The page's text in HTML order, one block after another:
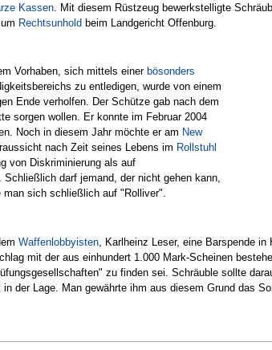
Kassen . Mit diesem Rüstzeug bewerkstelligte
Rechtsunhold beim Landgericht Offenburg.
Vorhaben, sich mittels einer bösonders
zu entledigen, wurde von einem
Ende verholfen. Der Schütze gab nach dem
sorgen wollen. Er konnte im Februar 2004
Noch in diesem Jahr möchte er am New
nach Zeit seines Lebens im Rollstuhl
von Diskriminierung als auf
darf jemand, der nicht gehen kann,
sich schließlich auf "Rolliver".
Waffenlobbyisten, Karlheinz Leser, eine Barspende in
mit der aus einhundert 1.000 Mark-Scheinen
zu finden sei. Schräuble sollte
der Lage. Man gewährte ihm aus diesem Grund das